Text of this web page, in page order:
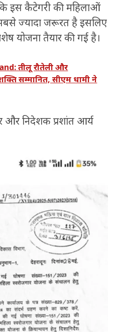
इस कैटेगरी की महिलाओं
ज्यादा जरूरत है इसलिए
योजना तैयार की गई है।
तीलू रौतेली और
सम्मानित, सीएम धामी ने
और निदेशक प्रशांत आर्य